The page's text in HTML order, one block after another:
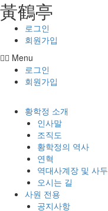
콘텐츠로
건너뛰기
⿈鶴亭
로그인
회원가입
Menu
로그인
회원가입
황학정 소개
인사말
조직도
황학정의 역사
연혁
역대사계장 및 사두
오시는 길
사원 전용
공지사항